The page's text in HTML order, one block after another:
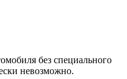
без специального
невозможно.